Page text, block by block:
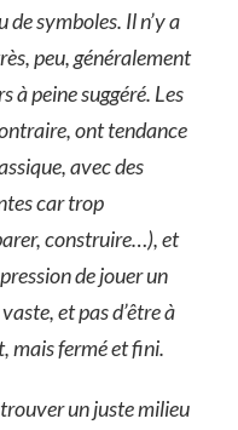
symboles. Il n’y a
peu, généralement
à peine suggéré. Les
ont tendance
avec des
car trop
construire…), et
de jouer un
et pas d’être à
mais fermé et fini.
un juste milieu